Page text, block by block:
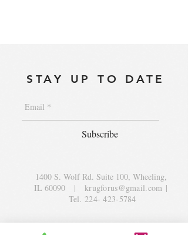
STAY UP TO DATE
Subscribe
1400 S. Wolf Rd. Suite 100, Wheeling,
IL 60090 | krugforus@gmail.com |
Tel.224- 423-5784